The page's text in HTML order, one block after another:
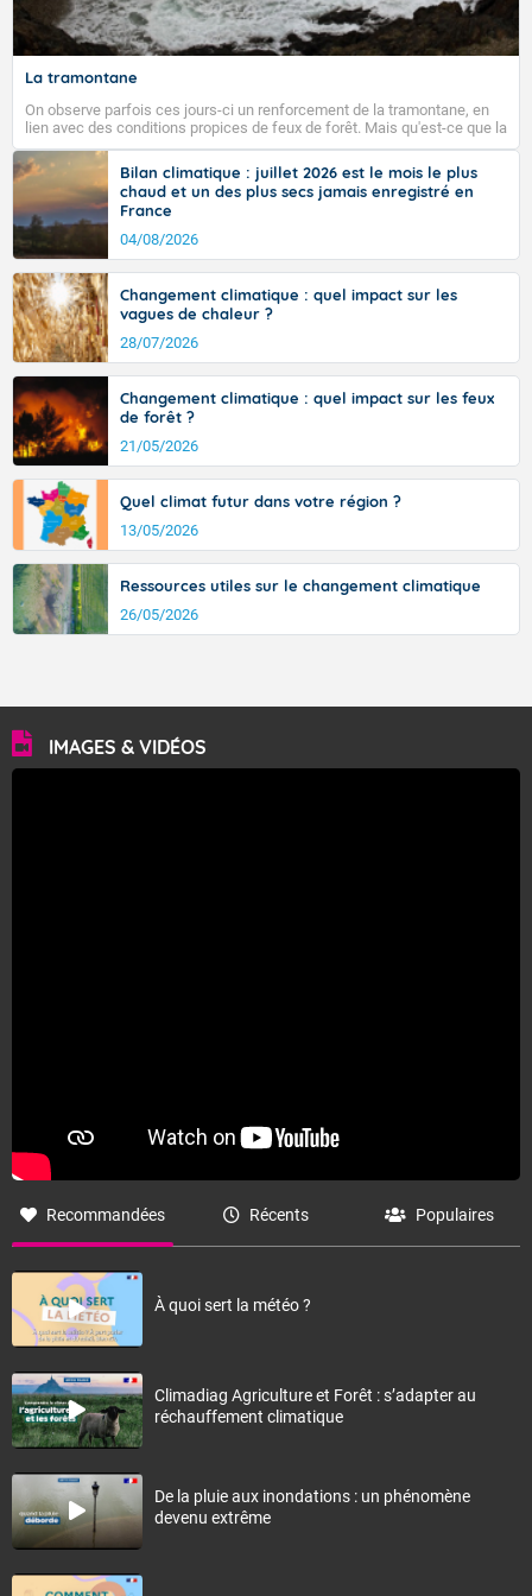
La tramontane
On observe parfois ces jours-ci un renforcement de la tramontane, en
lien avec des conditions propices de feux de forêt. Mais qu'est-ce que la
tramontane ? Quelles sont ses caractéristiques ? La tramontane est un
vent turbulent soufflant de secteur nord-ouest à nord, ou ouest à nord-
ouest, dans un secteur qui part du Roussillon à la vallée de l’Aude et à
l’ouest de l’Hérault. L’étymologie de ce vent vient du latin trasmontanus,
signifiant au-delà des monts, en allusion aux régions montagneuses
d’où provient ce vent.
Bilan climatique : juillet 2026 est le mois le plus
chaud et un des plus secs jamais enregistré en
France
04/08/2026
Changement climatique : quel impact sur les
vagues de chaleur ?
28/07/2026
Changement climatique : quel impact sur les feux
de forêt ?
21/05/2026
Quel climat futur dans votre région ?
13/05/2026
Ressources utiles sur le changement climatique
26/05/2026
IMAGES & VIDÉOS
Recommandées Récents Populaires
À quoi sert la météo ?
Climadiag Agriculture et Forêt : s’adapter au
réchauffement climatique
De la pluie aux inondations : un phénomène
devenu extrême